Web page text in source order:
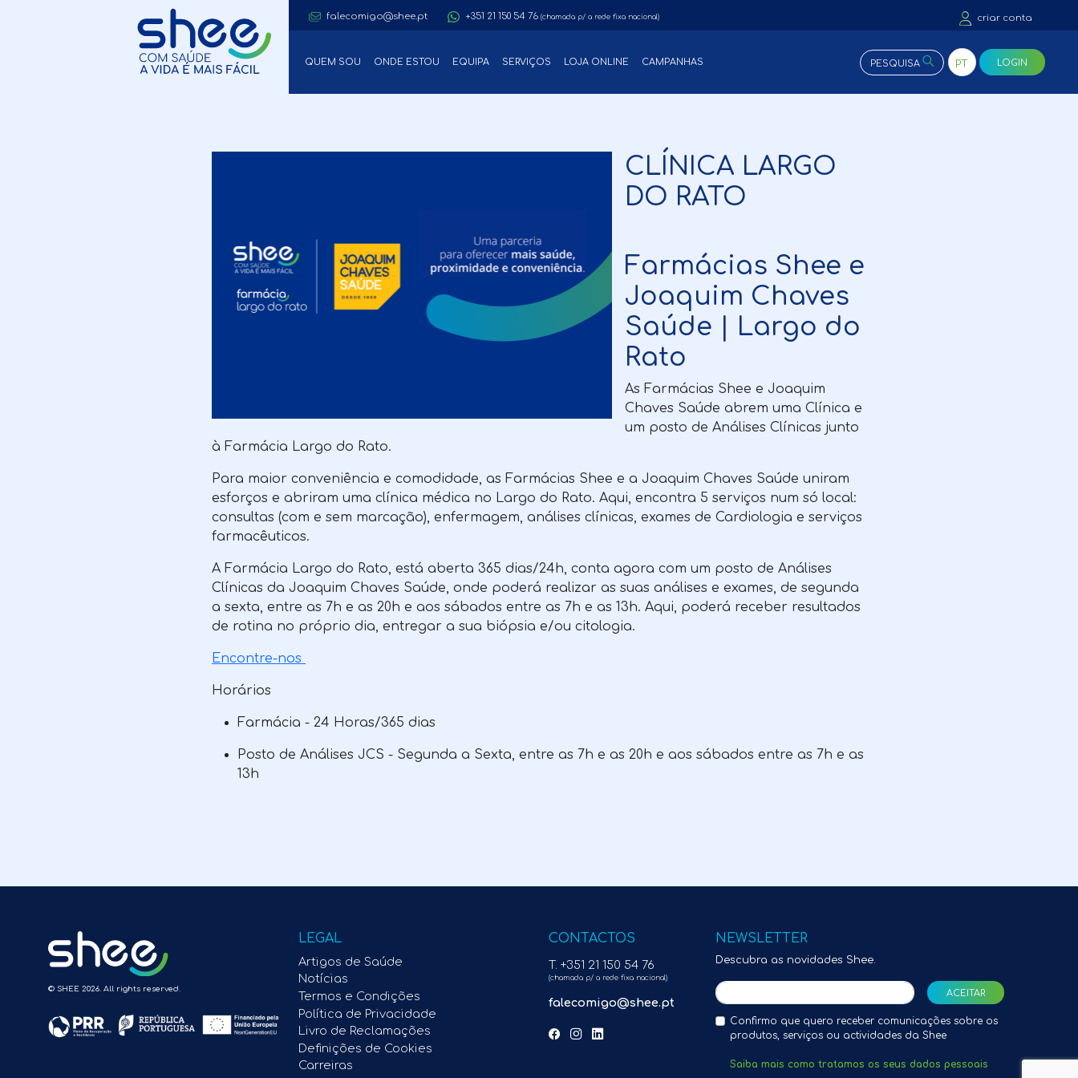
falecomigo@shee.pt +351 21 150 54 76 (chamada p/ a rede fixa nacional) criar conta
QUEM SOU ONDE ESTOU EQUIPA SERVIÇOS LOJA ONLINE CAMPANHAS PESQUISA PT LOGIN
CLÍNICA LARGO
DO RATO
Farmácias Shee e
Joaquim Chaves
Saúde | Largo do
Rato
As Farmácias Shee e Joaquim
Chaves Saúde abrem uma Clínica e
um posto de Análises Clínicas junto
à Farmácia Largo do Rato.
Para maior conveniência e comodidade, as Farmácias Shee e a Joaquim Chaves Saúde uniram
esforços e abriram uma clínica médica no Largo do Rato. Aqui, encontra 5 serviços num só local:
consultas (com e sem marcação), enfermagem, análises clínicas, exames de Cardiologia e serviços
farmacêuticos.
A Farmácia Largo do Rato, está aberta 365 dias/24h, conta agora com um posto de Análises
Clínicas da Joaquim Chaves Saúde, onde poderá realizar as suas análises e exames, de segunda
a sexta, entre as 7h e as 20h e aos sábados entre as 7h e as 13h. Aqui, poderá receber resultados
de rotina no próprio dia, entregar a sua biópsia e/ou citologia.
Encontre-nos
Horários
Farmácia - 24 Horas/365 dias
Posto de Análises JCS - Segunda a Sexta, entre as 7h e as 20h e aos sábados entre as 7h e as
13h
© SHEE 2026. All rights reserved.
LEGAL
Artigos de Saúde
Notícias
Termos e Condições
Política de Privacidade
Livro de Reclamações
Definições de Cookies
Carreiras
CONTACTOS
T. +351 21 150 54 76
(chamada p/ a rede fixa nacional)
falecomigo@shee.pt
NEWSLETTER
Descubra as novidades Shee.
Confirmo que quero receber comunicações sobre os
produtos, serviços ou actividades da Shee
Saiba mais como tratamos os seus dados pessoais